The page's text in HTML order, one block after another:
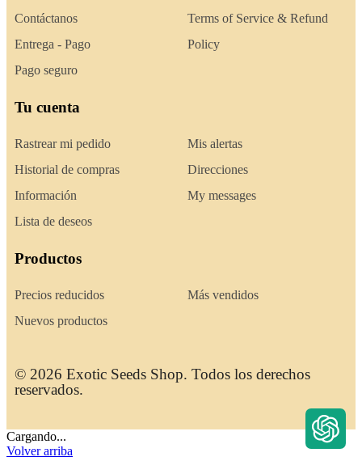
Contáctanos
Entrega - Pago
Pago seguro
Terms of Service & Refund
Policy
Tu cuenta
Rastrear mi pedido
Historial de compras
Información
Lista de deseos
Mis alertas
Direcciones
My messages
Productos
Precios reducidos
Nuevos productos
Más vendidos
© 2026 Exotic Seeds Shop. Todos los derechos
reservados.
Cargando...
Volver arriba